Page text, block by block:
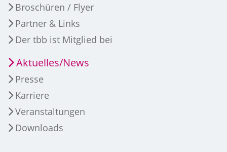
Broschüren / Flyer
Partner & Links
Der tbb ist Mitglied bei
Aktuelles/News
Presse
Karriere
Veranstaltungen
Downloads